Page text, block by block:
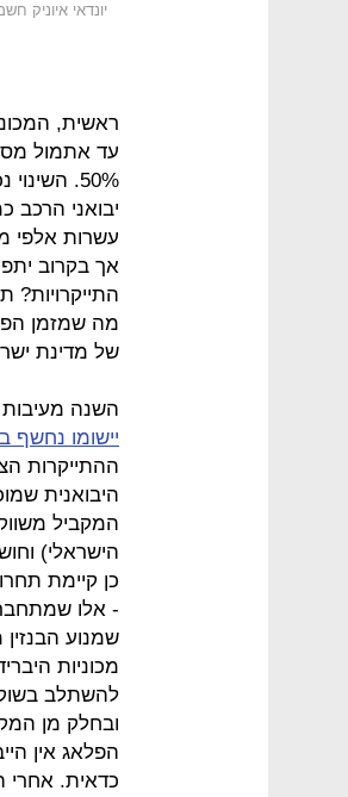
יונדאי איוניק
ראשית,
50%.
יבואני הרכב
עשרות אלפי
התייקרויות?
מה שמזמן
של מדינת
השנה
יישומו נחשף
ההתייקרות
היבואנית
המקביל
הישראלי)
כן קיימת
- אלו
להשתלב בשוק
ובחלק מן
הפלאג אין
כדאית. אחרי